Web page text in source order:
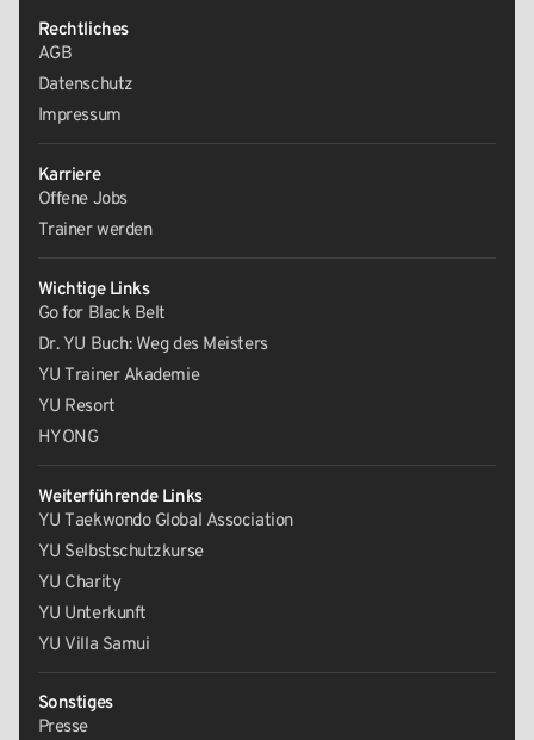
Rechtliches
AGB
Datenschutz
Impressum
Karriere
Offene Jobs
Trainer werden
Wichtige Links
Go for Black Belt
Dr. YU Buch: Weg des Meisters
YU Trainer Akademie
YU Resort
HYONG
Weiterführende Links
YU Taekwondo Global Association
YU Selbstschutzkurse
YU Charity
YU Unterkunft
YU Villa Samui
Sonstiges
Presse